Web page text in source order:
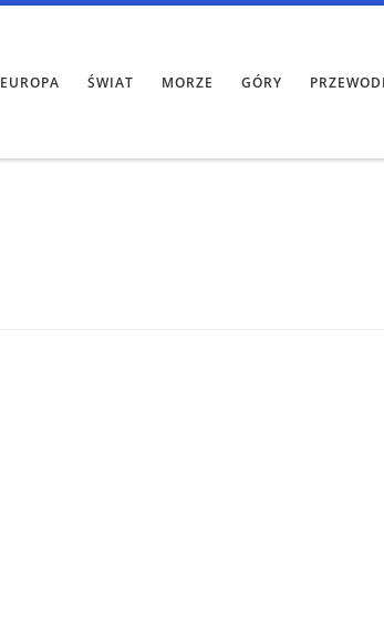
EUROPA ŚWIAT MORZE GÓRY